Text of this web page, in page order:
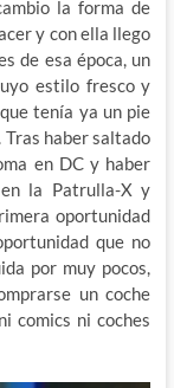
la forma de
y con ella llego
de esa época, un
estilo fresco y
tenía ya un pie
haber saltado
en DC y haber
la Patrulla-X y
oportunidad
que no
por muy pocos,
un coche
comics ni coches